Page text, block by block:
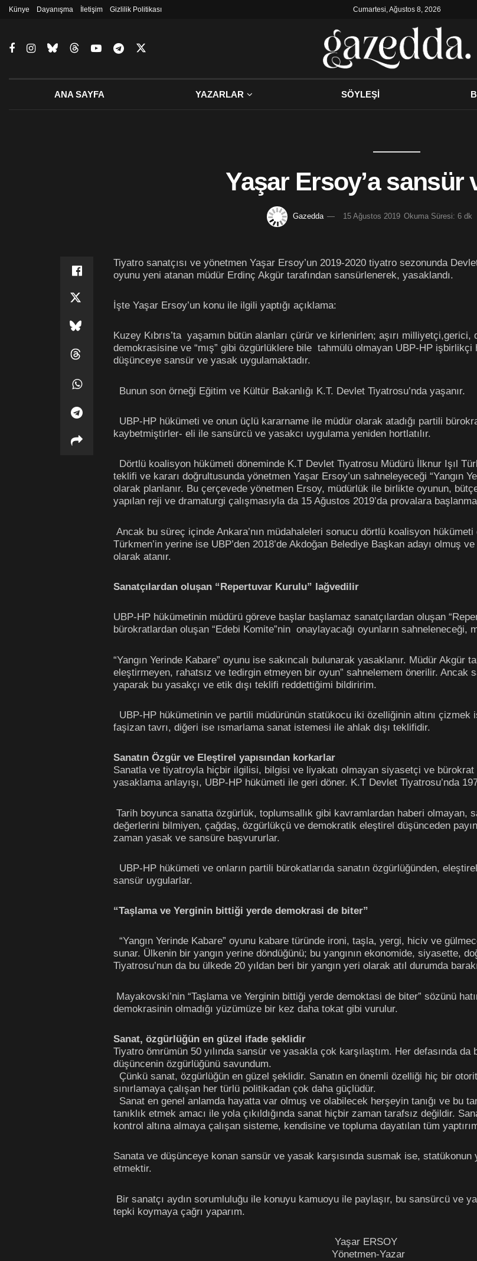
Künye Dayanışma İletişim Gizlilik Politikası Cumartesi, Ağustos 8, 2026
ANA SAYFA YAZARLAR SÖYLEŞİ
Yaşar Ersoy’a sansür
Gazedda 15 Ağustos 2019 Okuma Süresi: 6 dk
Tiyatro sanatçısı ve yönetmen Yaşar Ersoy’un 2019-2020 tiyatro sezonunda
oyunu yeni atanan müdür Erdinç Akgür tarafından sansürlenerek, yasaklandı.
İşte Yaşar Ersoy’un konu ile ilgili yaptığı açıklama:
Kuzey Kıbrıs’ta yaşamın bütün alanları çürür ve kirlenirlen; aşırı
demokrasisine ve “mış” gibi özgürlüklere bile tahmülü olmayan UBP-HP işbirlikçi
düşünceye sansür ve yasak uygulamaktadır.
Bunun son örneği Eğitim ve Kültür Bakanlığı K.T. Devlet Tiyatrosu’nda yaşanır.
UBP-HP hükümeti ve onun üçlü kararname ile müdür olarak atadığı partili
kaybetmiştirler- eli ile sansürcü ve yasakcı uygulama yeniden hortlatılır.
Dörtlü koalisyon hükümeti döneminde K.T Devlet Tiyatrosu Müdürü İlknur Işıl
teklifi ve kararı doğrultusunda yönetmen Yaşar Ersoy’un sahneleyeceği “Yangın
olarak planlanır. Bu çerçevede yönetmen Ersoy, müdürlük ile birlikte oyunun,
yapılan reji ve dramaturgi çalışmasıyla da 15 Ağustos 2019’da provalara
Ancak bu süreç içinde Ankara’nın müdahaleleri sonucu dörtlü koalisyon
Türkmen’in yerine ise UBP’den 2018’de Akdoğan Belediye Başkan adayı olmuş
olarak atanır.
Sanatçılardan oluşan “Repertuvar Kurulu” lağvedilir
UBP-HP hükümetinin müdürü göreve başlar başlamaz sanatçılardan oluşan
bürokratlardan oluşan “Edebi Komite”nin onaylayacağı oyunların sahneleneceği,
“Yangın Yerinde Kabare” oyunu ise sakıncalı bulunarak yasaklanır. Müdür Akgür
eleştirmeyen, rahatsız ve tedirgin etmeyen bir oyun” sahnelemem önerilir.
yaparak bu yasakçı ve etik dışı teklifi reddettiğimi bildiririm.
UBP-HP hükümetinin ve partili müdürünün statükocu iki özelliğinin altını
faşizan tavrı, diğeri ise ısmarlama sanat istemesi ile ahlak dışı teklifidir.
Sanatın Özgür ve Eleştirel yapısından korkarlar
Sanatla ve tiyatroyla hiçbir ilgilisi, bilgisi ve liyakatı olmayan siyasetçi ve
yasaklama anlayışı, UBP-HP hükümeti ile geri döner. K.T Devlet Tiyatrosu’nda
Tarih boyunca sanatta özgürlük, toplumsallık gibi kavramlardan haberi olmayan,
değerlerini bilmiyen, çağdaş, özgürlükçü ve demokratik eleştirel düşünceden
zaman yasak ve sansüre başvururlar.
UBP-HP hükümeti ve onların partili bürokatlarıda sanatın özgürlüğünden,
sansür uygularlar.
“Taşlama ve Yerginin bittiği yerde demokrasi de biter”
“Yangın Yerinde Kabare” oyunu kabare türünde ironi, taşla, yergi, hiciv ve
sunar. Ülkenin bir yangın yerine döndüğünü; bu yangının ekonomide, siyasette,
Tiyatrosu’nun da bu ülkede 20 yıldan beri bir yangın yeri olarak atıl durumda
Mayakovski’nin “Taşlama ve Yerginin bittiği yerde demoktasi de biter” sözünü
demokrasinin olmadığı yüzümüze bir kez daha tokat gibi vurulur.
Sanat, özgürlüğün en güzel ifade şeklidir
Tiyatro ömrümün 50 yılında sansür ve yasakla çok karşılaştım. Her defasında da
düşüncenin özgürlüğünü savundum.
Çünkü sanat, özgürlüğün en güzel şeklidir. Sanatın en önemli özelliği hiç bir
sınırlamaya çalışan her türlü politikadan çok daha güçlüdür.
Sanat en genel anlamda hayatta var olmuş ve olabilecek herşeyin tanığı ve bu
tanıklık etmek amacı ile yola çıkıldığında sanat hiçbir zaman tarafsız değildir.
kontrol altına almaya çalışan sisteme, kendisine ve topluma dayatılan tüm
Sanata ve düşünceye konan sansür ve yasak karşısında susmak ise,
etmektir.
Bir sanatçı aydın sorumluluğu ile konuyu kamuoyu ile paylaşır, bu sansürcü ve
tepki koymaya çağrı yaparım.
Yaşar ERSOY
Yönetmen-Yazar